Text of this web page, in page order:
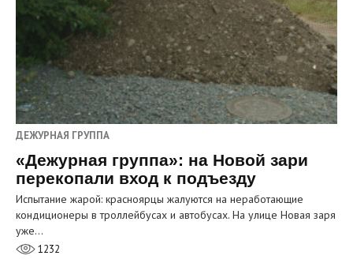
ДЕЖУРНАЯ ГРУППА
«Дежурная группа»: на Новой зари
перекопали вход к подъезду
Испытание жарой: красноярцы жалуются на неработающие
кондиционеры в троллейбусах и автобусах. На улице Новая заря
уже…
1232